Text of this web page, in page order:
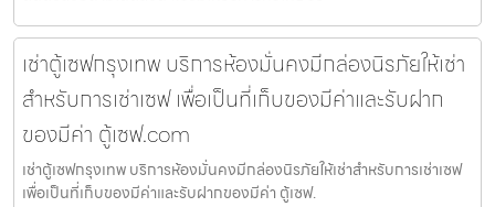
เช่าตู้เซฟกรุงเทพ บริการห้องมั่นคงมีกล่องนิรภัยให้เช่า
สำหรับการเช่าเซฟ เพื่อเป็นที่เก็บของมีค่าและรับฝาก
ของมีค่า ตู้เซฟ.com
เช่าตู้เซฟกรุงเทพ บริการห้องมั่นคงมีกล่องนิรภัยให้เช่าสำหรับการเช่าเซฟ
เพื่อเป็นที่เก็บของมีค่าและรับฝากของมีค่า ตู้เซฟ.